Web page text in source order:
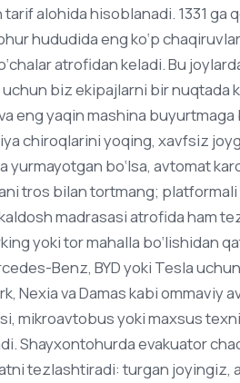
alohida hisoblanadi. 1331 ga
hududida eng ko‘p chaqiruvlar
atrofidan keladi. Bu
biz ekipajlarni bir nuqtada
eng yaqin mashina
chiroqlarini yoqing, xavfsiz
yurmayotgan bo‘lsa, avtomat
tros bilan tortmang;
madrasasi atrofida ham
yoki tor mahalla bo‘lishidan
Benz, BYD yoki Tesla
Nexia va Damas kabi ommaviy
mikroavtobus yoki maxsus
Shayxontohurda evakuator
tezlashtiradi: turgan joyingiz,